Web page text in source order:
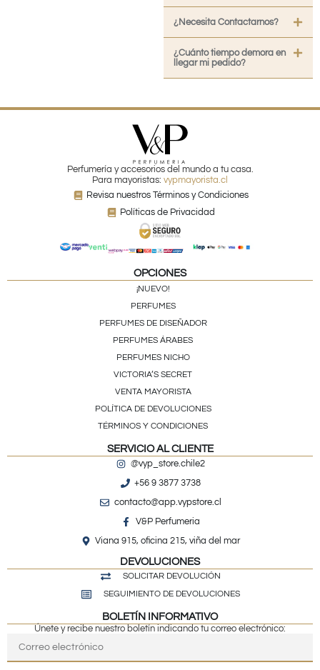
¿Necesita Contactarnos?
¿Cuánto tiempo demora en
llegar mi pedido?
Perfumería y accesorios del mundo a tu casa.
Para mayoristas: vypmayorista.cl
Revisa nuestros Términos y Condiciones
Políticas de Privacidad
OPCIONES
¡NUEVO!
PERFUMES
PERFUMES DE DISEÑADOR
PERFUMES ÁRABES
PERFUMES NICHO
VICTORIA’S SECRET
VENTA MAYORISTA
POLÍTICA DE DEVOLUCIONES
TÉRMINOS Y CONDICIONES
SERVICIO AL CLIENTE
@vyp_store.chile2
+56 9 3877 3738
contacto@app.vypstore.cl
V&P Perfumeria
Viana 915, oficina 215, viña del mar
DEVOLUCIONES
SOLICITAR DEVOLUCIÓN
SEGUIMIENTO DE DEVOLUCIONES
BOLETÍN INFORMATIVO
Únete y recibe nuestro boletín indicando tu correo electrónico: